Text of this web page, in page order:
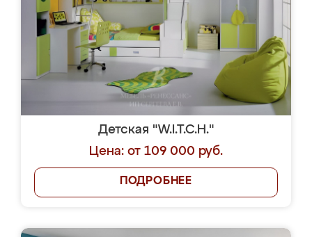
Детская "W.I.T.C.H."
Цена: от 109 000 руб.
ПОДРОБНЕЕ